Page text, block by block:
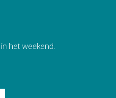
het weekend.